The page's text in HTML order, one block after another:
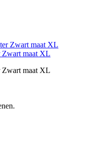
Zwart maat XL
Zwart maat XL